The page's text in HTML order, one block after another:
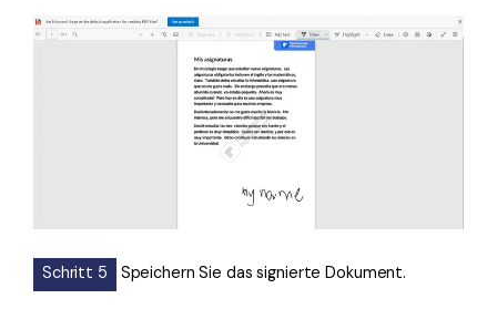
Schritt 5 Speichern Sie das signierte Dokument.